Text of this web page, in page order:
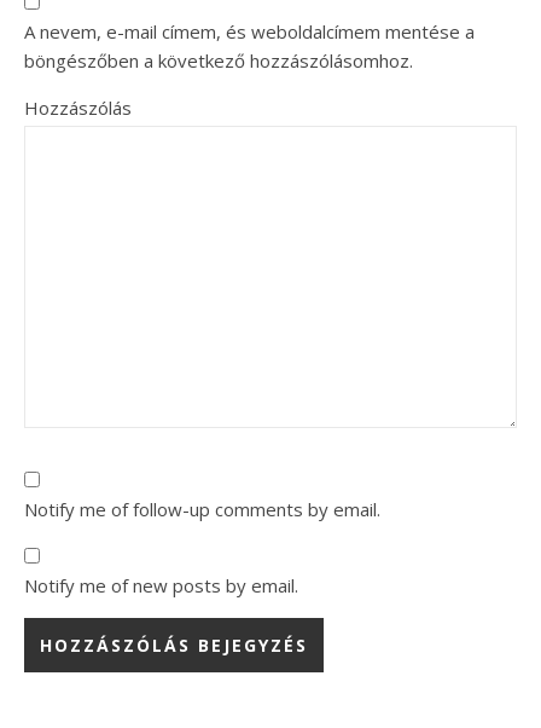
A nevem, e-mail címem, és weboldalcímem mentése a
böngészőben a következő hozzászólásomhoz.
Hozzászólás
Notify me of follow-up comments by email.
Notify me of new posts by email.